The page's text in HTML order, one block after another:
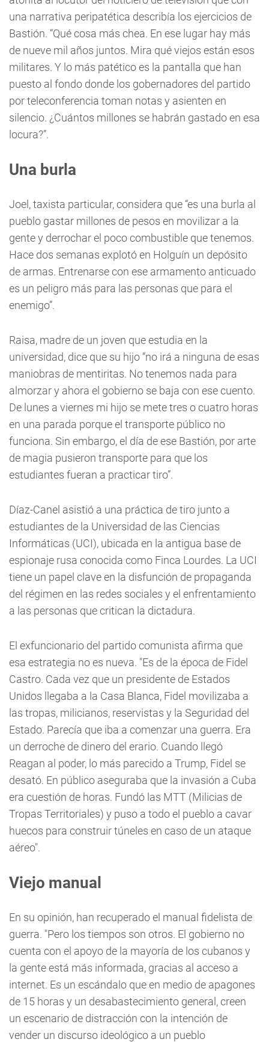
una narrativa peripatética describía los ejercicios de
Bastión. “Qué cosa más chea. En ese lugar hay más
de nueve mil años juntos. Mira qué viejos están esos
militares. Y lo más patético es la pantalla que han
puesto al fondo donde los gobernadores del partido
por teleconferencia toman notas y asienten en
silencio. ¿Cuántos millones se habrán gastado en esa
locura?”.
Una burla
Joel, taxista particular, considera que “es una burla al
pueblo gastar millones de pesos en movilizar a la
gente y derrochar el poco combustible que tenemos.
Hace dos semanas explotó en Holguín un depósito
de armas. Entrenarse con ese armamento anticuado
es un peligro más para las personas que para el
enemigo”.
Raisa, madre de un joven que estudia en la
universidad, dice que su hijo “no irá a ninguna de esas
maniobras de mentiritas. No tenemos nada para
almorzar y ahora el gobierno se baja con ese cuento.
De lunes a viernes mi hijo se mete tres o cuatro horas
en una parada porque el transporte público no
funciona. Sin embargo, el día de ese Bastión, por arte
de magia pusieron transporte para que los
estudiantes fueran a practicar tiro”.
Díaz-Canel asistió a una práctica de tiro junto a
estudiantes de la Universidad de las Ciencias
Informáticas (UCI), ubicada en la antigua base de
espionaje rusa conocida como Finca Lourdes. La UCI
tiene un papel clave en la disfunción de propaganda
del régimen en las redes sociales y el enfrentamiento
a las personas que critican la dictadura.
El exfuncionario del partido comunista afirma que
esa estrategia no es nueva. "Es de la época de Fidel
Castro. Cada vez que un presidente de Estados
Unidos llegaba a la Casa Blanca, Fidel movilizaba a
las tropas, milicianos, reservistas y la Seguridad del
Estado. Parecía que iba a comenzar una guerra. Era
un derroche de dinero del erario. Cuando llegó
Reagan al poder, lo más parecido a Trump, Fidel se
desató. En público aseguraba que la invasión a Cuba
era cuestión de horas. Fundó las MTT (Milicias de
Tropas Territoriales) y puso a todo el pueblo a cavar
huecos para construir túneles en caso de un ataque
aéreo".
Viejo manual
En su opinión, han recuperado el manual fidelista de
guerra. "Pero los tiempos son otros. El gobierno no
cuenta con el apoyo de la mayoría de los cubanos y
la gente está más informada, gracias al acceso a
internet. Es un escándalo que en medio de apagones
de 15 horas y un desabastecimiento general, creen
un escenario de distracción con la intención de
vender un discurso ideológico a un pueblo